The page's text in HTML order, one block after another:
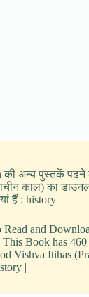
की अन्य पुस्तकें
काल) का
हैं : history
and
Book has 460
Vishva Itihas
|